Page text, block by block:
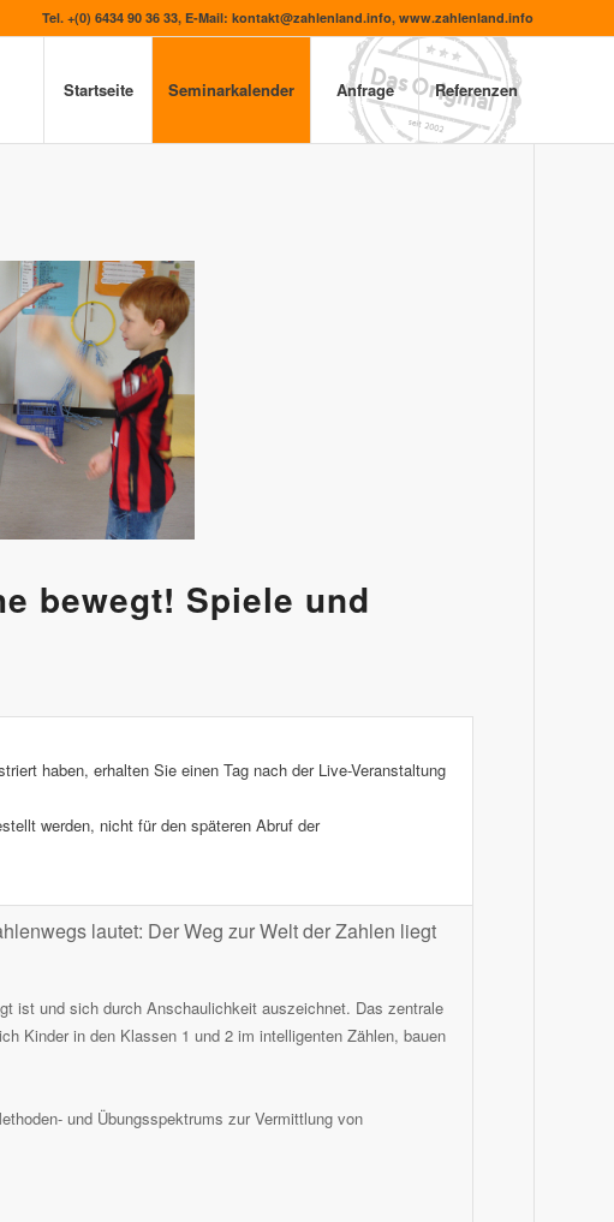
Tel. +(0) 6434 90 36 33, E-Mail: kontakt@zahlenland.info, www.zahlenland.info
Startseite Seminarkalender Anfrage Referenzen
bewegt! Spiele und
haben, erhalten Sie einen Tag nach der Live-Veranstaltung
werden, nicht für den späteren Abruf der
lautet: Der Weg zur Welt der Zahlen liegt
ist und sich durch Anschaulichkeit auszeichnet. Das zentrale
Kinder in den Klassen 1 und 2 im intelligenten Zählen, bauen
und Übungsspektrums zur Vermittlung von